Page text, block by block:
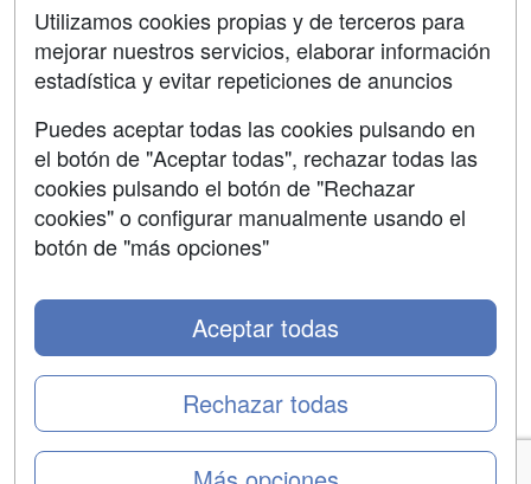
Copyleft
Grupo formazion:
Copyright 2000-2026 Formazion Web, S.L. - Calle
Fermín Caballero, 62 - 28034 Madrid Tel: 91 533 70 78
Utilizamos cookies propias y de terceros para
mejorar nuestros servicios, elaborar información
estadística y evitar repeticiones de anuncios
Puedes aceptar todas las cookies pulsando en
el botón de "Aceptar todas", rechazar todas las
cookies pulsando el botón de "Rechazar
cookies" o configurar manualmente usando el
botón de "más opciones"
Rechazar todas
Aceptar todas